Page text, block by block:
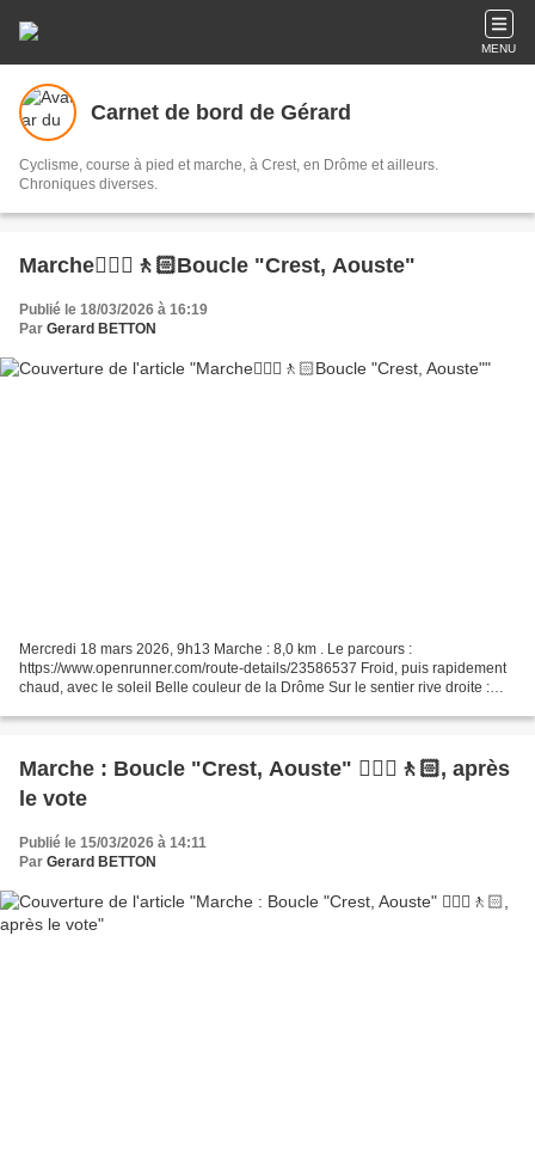
MENU
Carnet de bord de Gérard
Cyclisme, course à pied et marche, à Crest, en Drôme et ailleurs.
Chroniques diverses.
Marche🚶🏼‍♂️🚶🏻Boucle "Crest, Aouste"
Publié le 18/03/2026 à 16:19
Par Gerard BETTON
Mercredi 18 mars 2026, 9h13 Marche : 8,0 km . Le parcours :
https://www.openrunner.com/route-details/23586537 Froid, puis rapidement
chaud, avec le soleil Belle couleur de la Drôme Sur le sentier rive droite :
Marche : Boucle "Crest, Aouste" 🚶🏼‍♂️🚶🏻, après
le vote
Publié le 15/03/2026 à 14:11
Par Gerard BETTON